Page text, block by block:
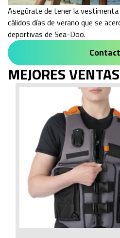
Asegúrate de tener la
cálidos días de verano que se
deportivas de Sea-Doo.
MEJORES VENTAS